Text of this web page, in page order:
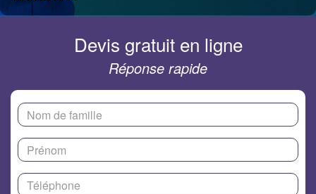
Devis gratuit en ligne
Réponse rapide